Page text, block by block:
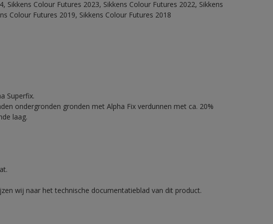
Sikkens Colour Futures 2023, Sikkens Colour Futures 2022, Sikkens
Colour Futures 2019, Sikkens Colour Futures 2018
Superfix.
ondergronden gronden met Alpha Fix verdunnen met ca. 20%
laag.
wij naar het technische documentatieblad van dit product.